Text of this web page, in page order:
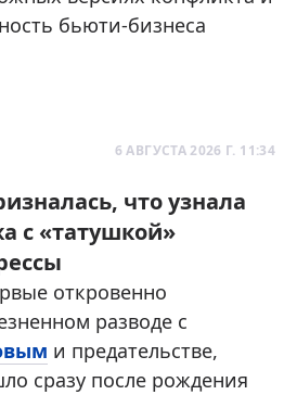
бьюти-бизнеса
6 АВГУСТА 2026 Г. 11:34
что узнала
с «татушкой»
откровенно
разводе с
и предательстве,
сразу после рождения